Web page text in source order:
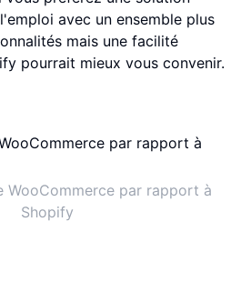
avec un ensemble plus
mais une facilité
pourrait mieux vous convenir.
WooCommerce par rapport à
Shopify